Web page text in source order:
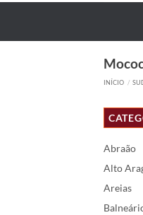
INÍCIO /
Abraão
Alto
Areias